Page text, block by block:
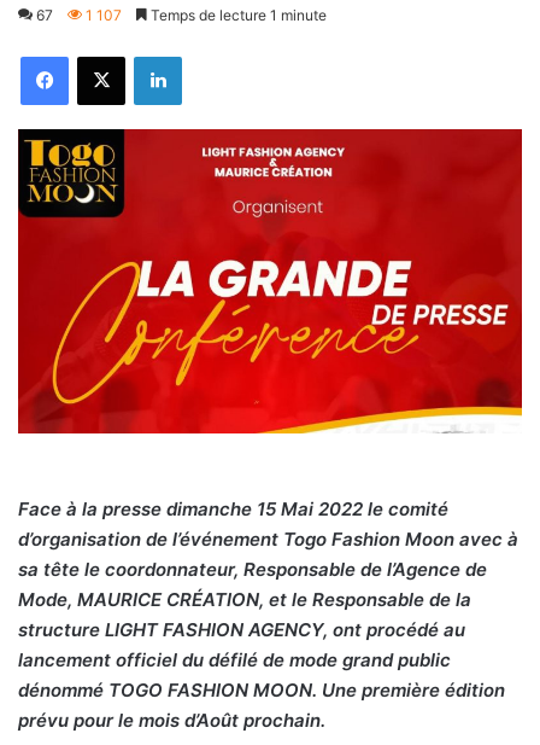
67 1 107 Temps de lecture 1 minute
FacebookX Linkedin
Face à la presse dimanche 15 Mai 2022 le comité
d’organisation de l’événement Togo Fashion Moon avec à
sa tête le coordonnateur, Responsable de l’Agence de
Mode, MAURICE CRÉATION, et le Responsable de la
structure LIGHT FASHION AGENCY, ont procédé au
lancement officiel du défilé de mode grand public
dénommé TOGO FASHION MOON. Une première édition
prévu pour le mois d’Août prochain.